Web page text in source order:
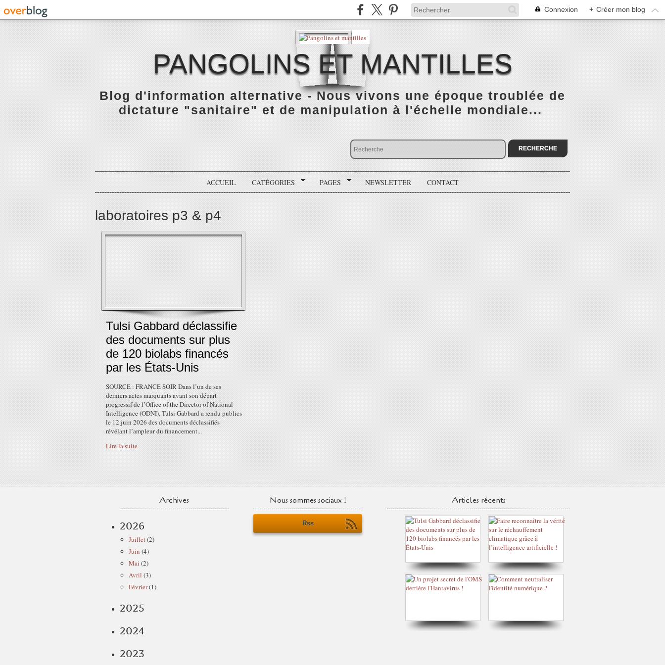
Connexion + Créer mon blog
PANGOLINS ET MANTILLES
Blog d'information alternative - Nous vivons une époque troublée de
dictature "sanitaire" et de manipulation à l'échelle mondiale...
ACCUEIL CATÉGORIES PAGES NEWSLETTER CONTACT
laboratoires p3 & p4
Tulsi Gabbard déclassifie
des documents sur plus
de 120 biolabs financés
par les États-Unis
SOURCE : FRANCE SOIR Dans l’un de ses
derniers actes marquants avant son départ
progressif de l’Office of the Director of National
Intelligence (ODNI), Tulsi Gabbard a rendu publics
le 12 juin 2026 des documents déclassifiés
révélant l’ampleur du financement...
Lire la suite
Archives
2026
Juillet(2)
Juin (4)
Mai (2)
Avril (3)
Février(1)
2025
2024
2023
Nous sommes sociaux !
Rss
Articles récents